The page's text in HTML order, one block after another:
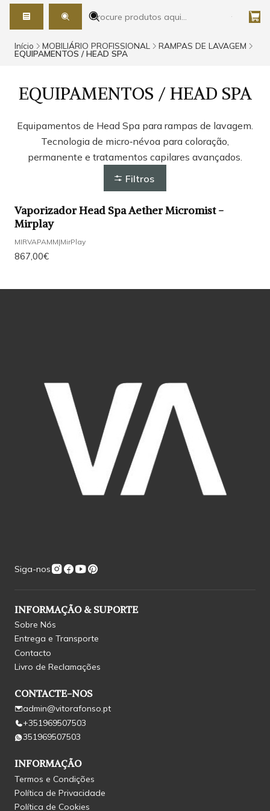
Início MOBILIÁRIO PROFISSIONAL RAMPAS DE LAVAGEM
EQUIPAMENTOS / HEAD SPA
EQUIPAMENTOS / HEAD SPA
Equipamentos de Head Spa para rampas de lavagem.
Tecnologia de micro‑névoa para coloração,
permanente e tratamentos capilares avançados.
Filtros
Vaporizador Head Spa Aether Micromist -
Mirplay
MIRVAPAMM|MirPlay
867,00€
Siga-nos
INFORMAÇÃO & SUPORTE
Sobre Nós
Entrega e Transporte
Contacto
Livro de Reclamações
CONTACTE-NOS
admin@vitorafonso.pt
+351969507503
351969507503
INFORMAÇÃO
Termos e Condições
Política de Privacidade
Política de Cookies